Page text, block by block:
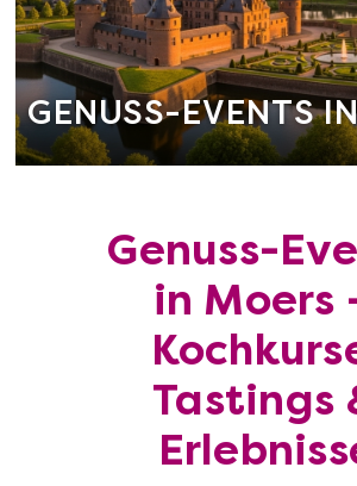
GENUSS-EVENTS
Genuss-
in Moers
Tastings